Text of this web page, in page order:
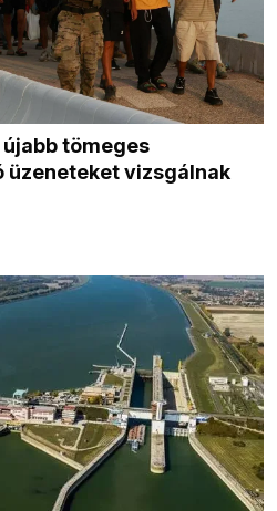
tömeges
vizsgálnak